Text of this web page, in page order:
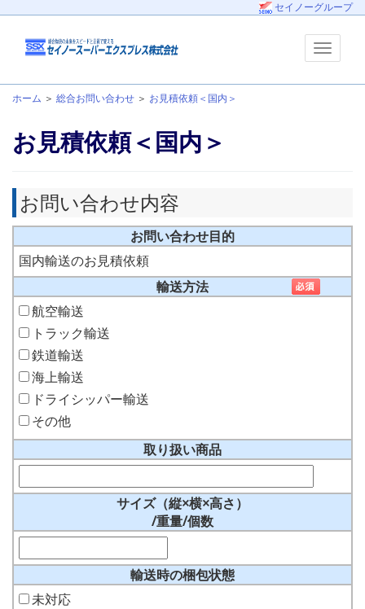
セイノーグループ
ホーム ＞ 総合お問い合わせ ＞ お見積依頼＜国内＞
お見積依頼＜国内＞
お問い合わせ内容
お問い合わせ目的
国内輸送のお見積依頼
輸送方法
航空輸送
トラック輸送
鉄道輸送
海上輸送
ドライシッパー輸送
その他
取り扱い商品
サイズ（縦×横×高さ）
/重量/個数
輸送時の梱包状態
未対応